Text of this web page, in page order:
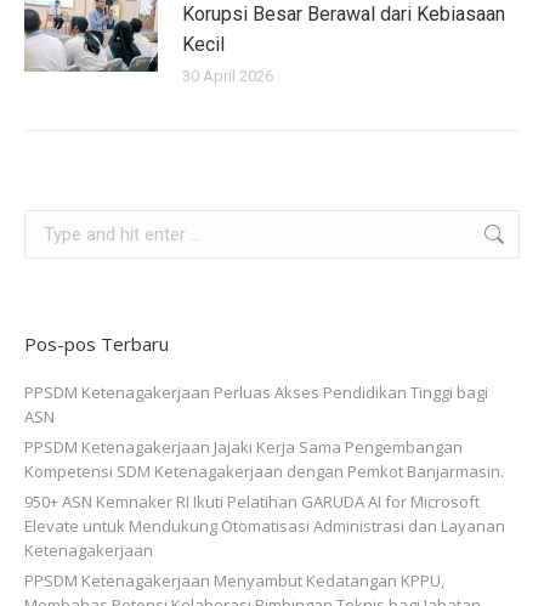
Korupsi Besar Berawal dari Kebiasaan
Kecil
30 April 2026
Pos-pos Terbaru
PPSDM Ketenagakerjaan Perluas Akses Pendidikan Tinggi bagi
ASN
PPSDM Ketenagakerjaan Jajaki Kerja Sama Pengembangan
Kompetensi SDM Ketenagakerjaan dengan Pemkot Banjarmasin.
950+ ASN Kemnaker RI Ikuti Pelatihan GARUDA AI for Microsoft
Elevate untuk Mendukung Otomatisasi Administrasi dan Layanan
Ketenagakerjaan
PPSDM Ketenagakerjaan Menyambut Kedatangan KPPU,